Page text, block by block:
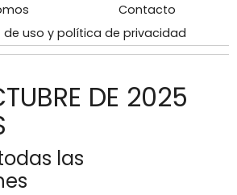
Contacto
de uso y política de privacidad
DE 2025
las